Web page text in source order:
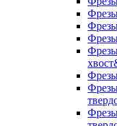
Фрезы